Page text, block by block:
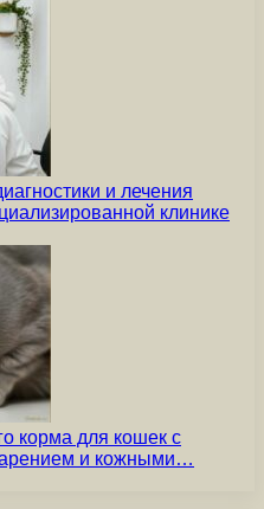
и лечения
клинике
корма для кошек с
и кожными…